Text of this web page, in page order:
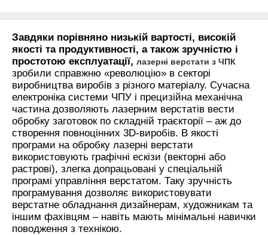
Завдяки порівняно низькій вартості, високій
якості та продуктивності, а також зручністю і
простотою експлуатації, лазерні верстати з ЧПК
зробили справжню «революцію» в секторі
виробництва виробів з різного матеріалу. Сучасна
електроніка системи ЧПУ і прецизійна механічна
частина дозволяють лазерним верстатів вести
обробку заготовок по складній траєкторії – аж до
створення повноцінних 3D-виробів. В якості
програми на обробку лазерні верстати
використовують графічні ескізи (векторні або
растрові), злегка допрацьовані у спеціальній
програмі управління верстатом. Таку зручність
програмування дозволяє використовувати
верстатне обладнання дизайнерам, художникам та
іншим фахівцям – навіть мають мінімальні навички
поводження з технікою.